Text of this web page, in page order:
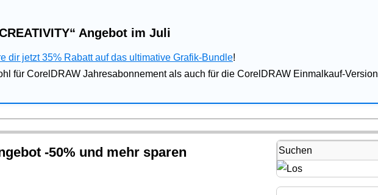
Angebot im Juli
dir jetzt 35% Rabatt auf das ultimative Grafik-Bundle!
für CorelDRAW Jahresabonnement als auch für die CorelDRAW Einmalkauf-Version
-50% und mehr sparen